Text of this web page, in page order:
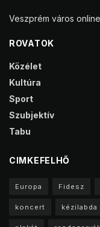
Veszprém város
ROVATOK
Közélet
Kultúra
Sport
Szubjektív
Tabu
CIMKEFELHŐ
Europa Fidesz
koncert kézilabda